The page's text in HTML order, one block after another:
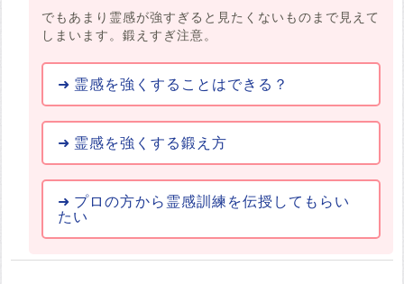
でもあまり霊感が強すぎると見たくないものまで見えて
しまいます。鍛えすぎ注意。
霊感を強くすることはできる？
霊感を強くする鍛え方
プロの方から霊感訓練を伝授してもらい
たい